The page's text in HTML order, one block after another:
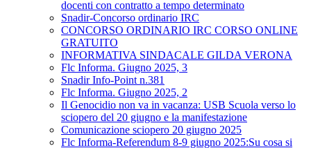
docenti con contratto a tempo determinato
Snadir-Concorso ordinario IRC
CONCORSO ORDINARIO IRC CORSO ONLINE
GRATUITO
INFORMATIVA SINDACALE GILDA VERONA
Flc Informa. Giugno 2025, 3
Snadir Info-Point n.381
Flc Informa. Giugno 2025, 2
Il Genocidio non va in vacanza: USB Scuola verso lo
sciopero del 20 giugno e la manifestazione
Comunicazione sciopero 20 giugno 2025
Flc Informa-Referendum 8-9 giugno 2025:Su cosa si